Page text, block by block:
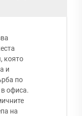
която
и
по
офиса.
на